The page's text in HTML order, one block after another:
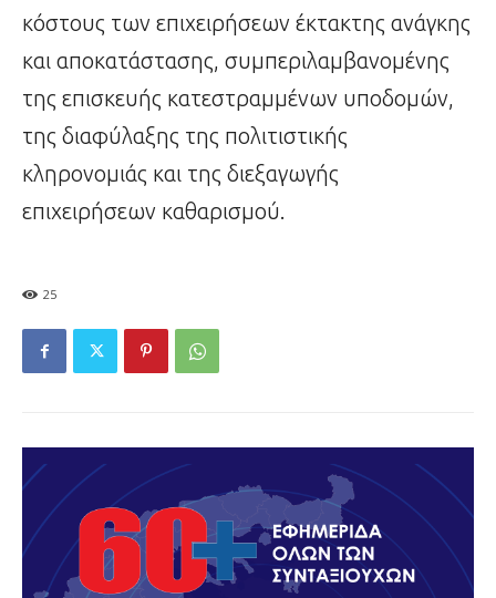
κόστους των επιχειρήσεων έκτακτης ανάγκης
και αποκατάστασης, συμπεριλαμβανομένης
της επισκευής κατεστραμμένων υποδομών,
της διαφύλαξης της πολιτιστικής
κληρονομιάς και της διεξαγωγής
επιχειρήσεων καθαρισμού.
25